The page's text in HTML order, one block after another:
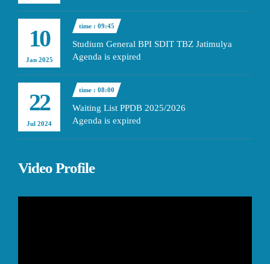
10
Jan 2025
time : 09:45
Studium General BPI SDIT TBZ Jatimulya
Agenda is expired
22
Jul 2024
time : 08:00
Waiting List PPDB 2025/2026
Agenda is expired
Video Profile